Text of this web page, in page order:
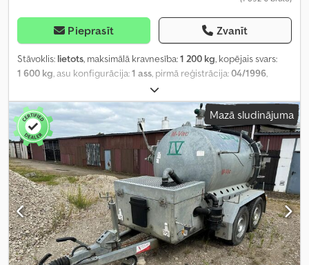
Pieprasīt Zvanīt
Stāvoklis: lietots, maksimālā kravnesība:1 200 kg, kopējais svars:
1 600 kg, asu konfigurācija:1 ass, pirmā reģistrācija:04/1996,
10/2026, kopējais platums:
kopējais augstums:1 650 mm,
Mazā sludinājuma